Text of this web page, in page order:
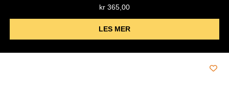
kr 365,00
LES MER